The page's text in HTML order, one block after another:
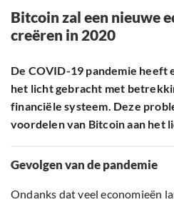
Bitcoin zal een nieuwe
creëren in 2020
De COVID-19 pandemie heeft
het licht gebracht met
financiële systeem. Deze
voordelen van Bitcoin aan het
Gevolgen van de pandemie
Ondanks dat veel economieën